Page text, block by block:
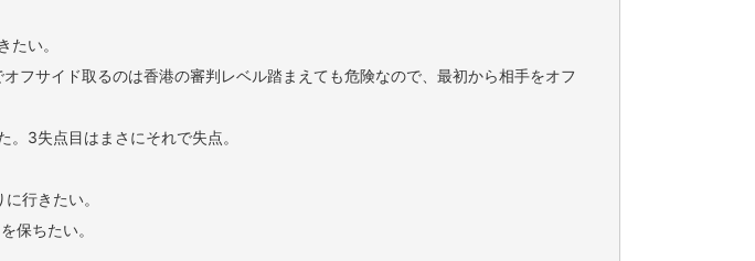
たい。
フサイド取るのは香港の審判レベル踏まえても危険なので、最初から相手をオフ
。3失点目はまさにそれで失点。
行きたい。
保ちたい。